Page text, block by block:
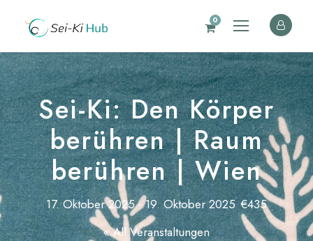
0
Sei-Ki: Den Körper
berühren | Raum
berühren | Wien
17. Oktober 2025-19. Oktober 2025 €435
« All Veranstaltungen